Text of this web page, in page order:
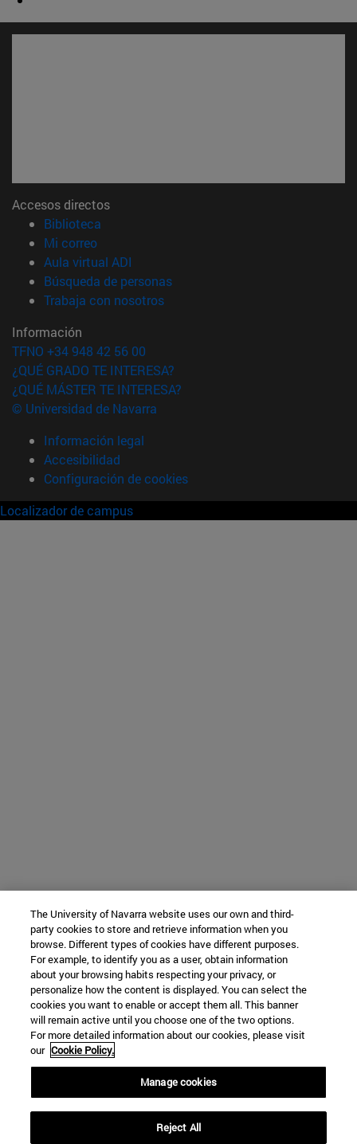
Accesos directos
Biblioteca
Mi correo(abre en nueva ventana)
Aula virtual ADI
Búsqueda de personas(abre en nueva ventana)
Trabaja con nosotros(abre en nueva ventana)
Información
TFNO +34 948 42 56 00
¿QUÉ GRADO TE INTERESA?
¿QUÉ MÁSTER TE INTERESA?
© Universidad de Navarra
Información legal
Accesibilidad
Configuración de cookies
Localizador de campus
The University of Navarra website uses our own and third-
party cookies to store and retrieve information when you
browse. Different types of cookies have different purposes.
For example, to identify you as a user, obtain information
about your browsing habits respecting your privacy, or
personalize how the content is displayed. You can select the
cookies you want to enable or accept them all. This banner
will remain active until you choose one of the two options.
For more detailed information about our cookies, please visit
our Cookie Policy.
Manage cookies
Reject All